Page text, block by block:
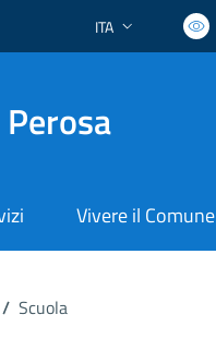
Lingua attiva:
ITA
Vivere il Comune
/ Scuola